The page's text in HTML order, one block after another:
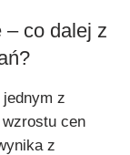
– co dalej z
z
cen
z